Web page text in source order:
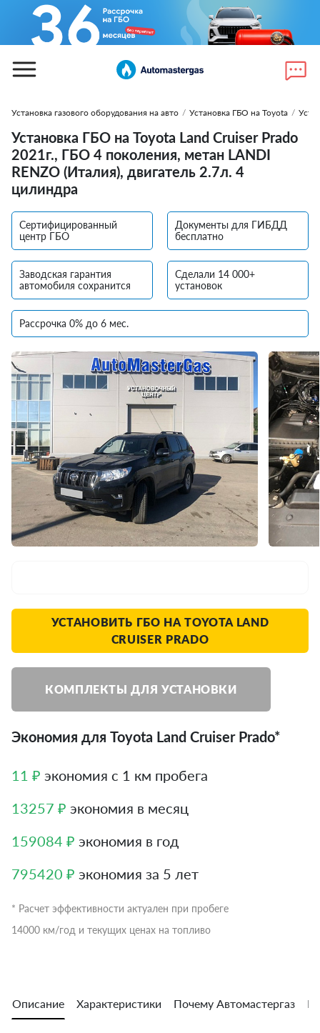
Установка газового оборудования на авто / Установка ГБО на Toyota /
Установка ГБО на Toyota Land Cruiser Prado
2021г., ГБО 4 поколения, метан LANDI
RENZO (Италия), двигатель 2.7л. 4
цилиндра
Сертифицированный
центр ГБО
Документы для ГИБДД
бесплатно
Заводская гарантия
автомобиля сохранится
Сделали 14 000+
установок
Рассрочка 0% до 6 мес.
УСТАНОВИТЬ ГБО НА TOYOTA LAND
CRUISER PRADO
КОМПЛЕКТЫ ДЛЯ УСТАНОВКИ
Экономия для Toyota Land Cruiser Prado*
11 ₽ экономия с 1 км пробега
13257 ₽ экономия в месяц
159084 ₽ экономия в год
795420 ₽ экономия за 5 лет
* Расчет эффективности актуален при пробеге
14000 км/год и текущих ценах на топливо
Описание Характеристики Почему Автомастергаз